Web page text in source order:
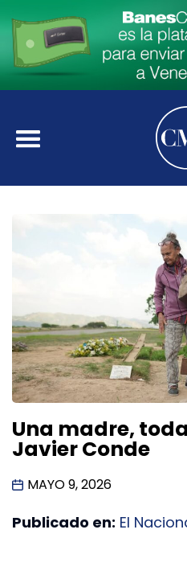
Una madre,
Javier Conde
MAYO 9, 2026
Publicado en: El